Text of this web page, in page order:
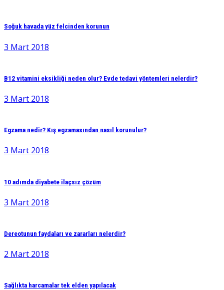
Soğuk havada yüz felcinden korunun
3 Mart 2018
B12 vitamini eksikliği neden olur? Evde tedavi yöntemleri nelerdir?
3 Mart 2018
Egzama nedir? Kış egzamasından nasıl korunulur?
3 Mart 2018
10 adımda diyabete ilaçsız çözüm
3 Mart 2018
Dereotunun faydaları ve zararları nelerdir?
2 Mart 2018
Sağlıkta harcamalar tek elden yapılacak